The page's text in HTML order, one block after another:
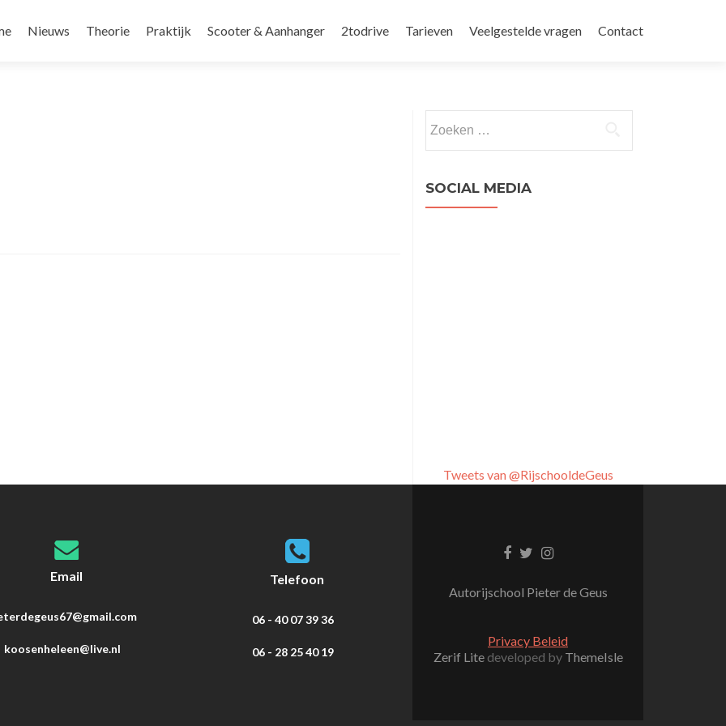
Nieuws Theorie Praktijk Scooter & Aanhanger 2todrive Tarieven Veelgestelde vragen Contact
naar:
SOCIAL MEDIA
Tweets van @RijschooldeGeus
Email
koosenheleen@live.nl
Telefoon
06 - 40 07 39 36
06 - 28 25 40 19
Facebook link
Twitter link
Instagram link
Autorijschool Pieter de Geus
Privacy Beleid
Zerif Lite developed by ThemeIsle